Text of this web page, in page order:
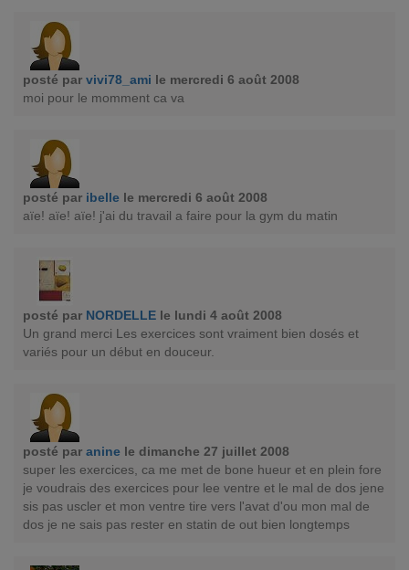
posté par vivi78_ami le mercredi 6 août 2008
moi pour le momment ca va
posté par ibelle le mercredi 6 août 2008
aïe! aïe! aïe! j'ai du travail a faire pour la gym du matin
posté par NORDELLE le lundi 4 août 2008
Un grand merci Les exercices sont vraiment bien dosés et
variés pour un début en douceur.
posté par anine le dimanche 27 juillet 2008
super les exercices, ca me met de bone hueur et en plein fore
je voudrais des exercices pour lee ventre et le mal de dos jene
sis pas uscler et mon ventre tire vers l'avat d'ou mon mal de
dos je ne sais pas rester en statin de out bien longtemps